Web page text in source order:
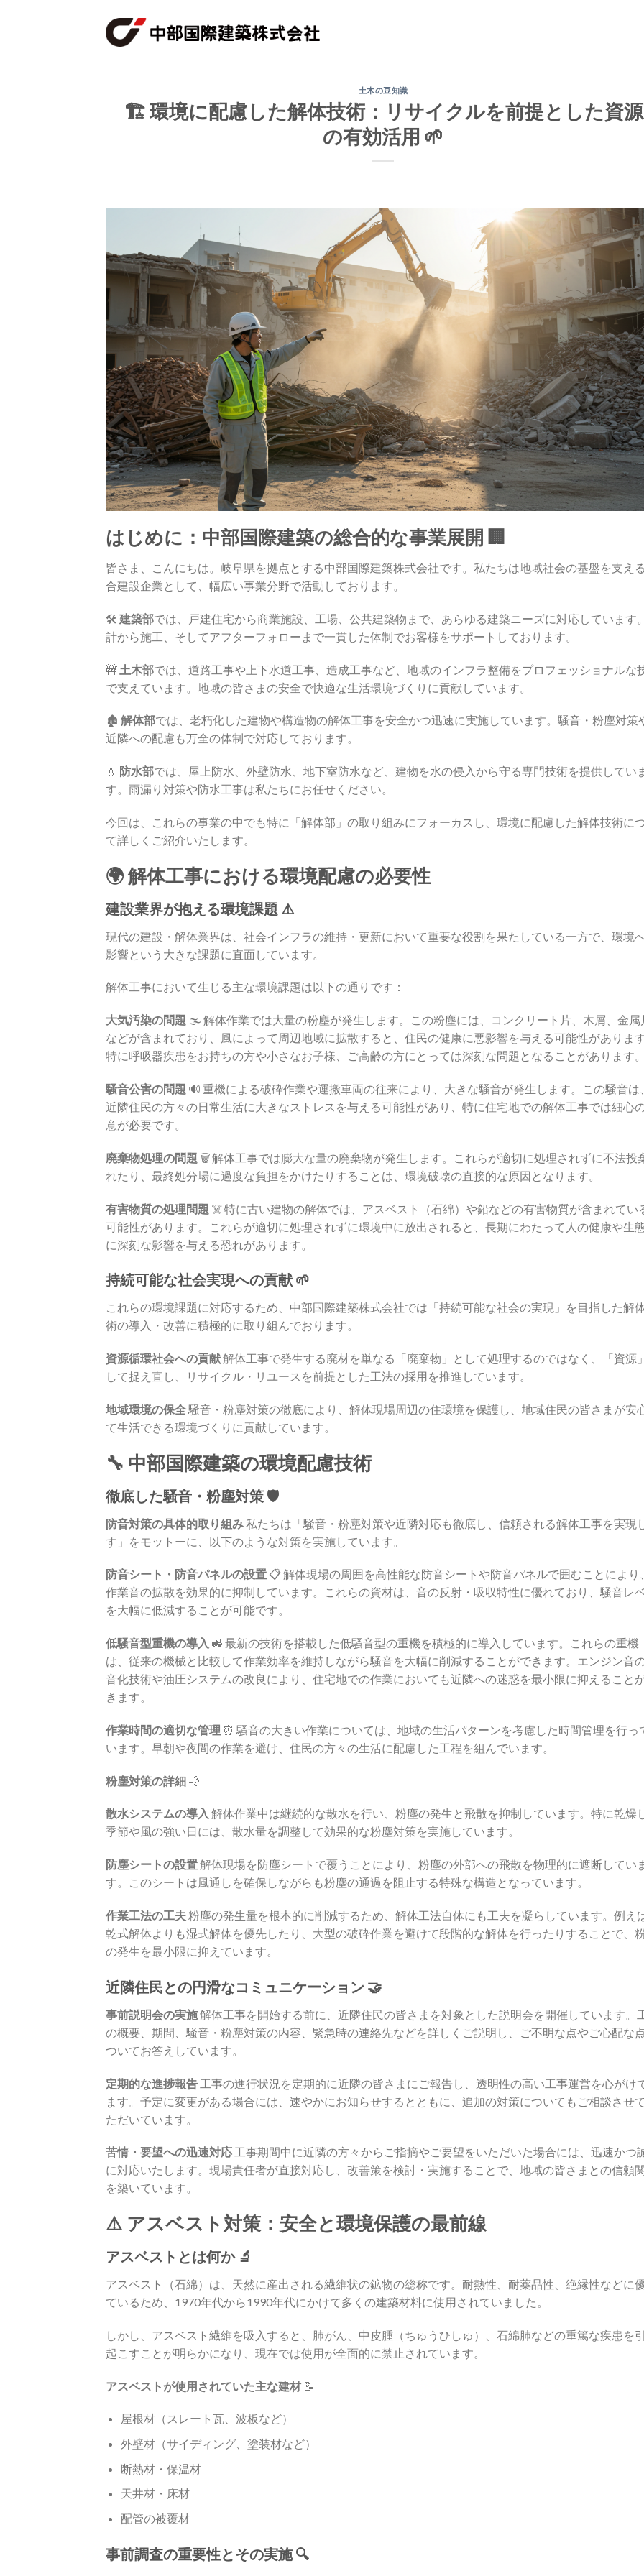
土木の豆知識
🏗️ 環境に配慮した解体技術：リサイクルを前提とした資源
の有効活用 🌱
はじめに：中部国際建築の総合的な事業展開 🏢
皆さま、こんにちは。岐阜県を拠点とする中部国際建築株式会社です。私たちは地域社会の基盤を支え
合建設企業として、幅広い事業分野で活動しております。
🛠️ 建築部では、戸建住宅から商業施設、工場、公共建築物まで、あらゆる建築ニーズに対応しています
計から施工、そしてアフターフォローまで一貫した体制でお客様をサポートしております。
🚧 土木部では、道路工事や上下水道工事、造成工事など、地域のインフラ整備をプロフェッショナルな
で支えています。地域の皆さまの安全で快適な生活環境づくりに貢献しています。
🏚️ 解体部では、老朽化した建物や構造物の解体工事を安全かつ迅速に実施しています。騒音・粉塵対策
近隣への配慮も万全の体制で対応しております。
💧 防水部では、屋上防水、外壁防水、地下室防水など、建物を水の侵入から守る専門技術を提供してい
す。雨漏り対策や防水工事は私たちにお任せください。
今回は、これらの事業の中でも特に「解体部」の取り組みにフォーカスし、環境に配慮した解体技術に
て詳しくご紹介いたします。
🌍 解体工事における環境配慮の必要性
建設業界が抱える環境課題 ⚠️
現代の建設・解体業界は、社会インフラの維持・更新において重要な役割を果たしている一方で、環境
影響という大きな課題に直面しています。
解体工事において生じる主な環境課題は以下の通りです：
大気汚染の問題 🌫️ 解体作業では大量の粉塵が発生します。この粉塵には、コンクリート片、木屑、金属
などが含まれており、風によって周辺地域に拡散すると、住民の健康に悪影響を与える可能性があります
特に呼吸器疾患をお持ちの方や小さなお子様、ご高齢の方にとっては深刻な問題となることがあります。
騒音公害の問題 🔊 重機による破砕作業や運搬車両の往来により、大きな騒音が発生します。この騒音は、
近隣住民の方々の日常生活に大きなストレスを与える可能性があり、特に住宅地での解体工事では細心
意が必要です。
廃棄物処理の問題 🗑️ 解体工事では膨大な量の廃棄物が発生します。これらが適切に処理されずに不法投
れたり、最終処分場に過度な負担をかけたりすることは、環境破壊の直接的な原因となります。
有害物質の処理問題 ☠️ 特に古い建物の解体では、アスベスト（石綿）や鉛などの有害物質が含まれてい
可能性があります。これらが適切に処理されずに環境中に放出されると、長期にわたって人の健康や生
に深刻な影響を与える恐れがあります。
持続可能な社会実現への貢献 🌱
これらの環境課題に対応するため、中部国際建築株式会社では「持続可能な社会の実現」を目指した解
術の導入・改善に積極的に取り組んでおります。
資源循環社会への貢献解体工事で発生する廃材を単なる「廃棄物」として処理するのではなく、「資源
して捉え直し、リサイクル・リユースを前提とした工法の採用を推進しています。
地域環境の保全騒音・粉塵対策の徹底により、解体現場周辺の住環境を保護し、地域住民の皆さまが安
て生活できる環境づくりに貢献しています。
🔧 中部国際建築の環境配慮技術
徹底した騒音・粉塵対策 🛡️
防音対策の具体的取り組み私たちは「騒音・粉塵対策や近隣対応も徹底し、信頼される解体工事を実現
す」をモットーに、以下のような対策を実施しています。
防音シート・防音パネルの設置 📋 解体現場の周囲を高性能な防音シートや防音パネルで囲むことにより、
作業音の拡散を効果的に抑制しています。これらの資材は、音の反射・吸収特性に優れており、騒音レ
を大幅に低減することが可能です。
低騒音型重機の導入 🚜 最新の技術を搭載した低騒音型の重機を積極的に導入しています。これらの重機
は、従来の機械と比較して作業効率を維持しながら騒音を大幅に削減することができます。エンジン音
音化技術や油圧システムの改良により、住宅地での作業においても近隣への迷惑を最小限に抑えること
きます。
作業時間の適切な管理 ⏰ 騒音の大きい作業については、地域の生活パターンを考慮した時間管理を行っ
います。早朝や夜間の作業を避け、住民の方々の生活に配慮した工程を組んでいます。
粉塵対策の詳細 💨
散水システムの導入 解体作業中は継続的な散水を行い、粉塵の発生と飛散を抑制しています。特に乾燥
季節や風の強い日には、散水量を調整して効果的な粉塵対策を実施しています。
防塵シートの設置解体現場を防塵シートで覆うことにより、粉塵の外部への飛散を物理的に遮断してい
す。このシートは風通しを確保しながらも粉塵の通過を阻止する特殊な構造となっています。
作業工法の工夫粉塵の発生量を根本的に削減するため、解体工法自体にも工夫を凝らしています。例えば
乾式解体よりも湿式解体を優先したり、大型の破砕作業を避けて段階的な解体を行ったりすることで、
の発生を最小限に抑えています。
近隣住民との円滑なコミュニケーション 🤝
事前説明会の実施解体工事を開始する前に、近隣住民の皆さまを対象とした説明会を開催しています。
の概要、期間、騒音・粉塵対策の内容、緊急時の連絡先などを詳しくご説明し、ご不明な点やご心配な
ついてお答えしています。
定期的な進捗報告 工事の進行状況を定期的に近隣の皆さまにご報告し、透明性の高い工事運営を心がけ
ます。予定に変更がある場合には、速やかにお知らせするとともに、追加の対策についてもご相談させ
ただいています。
苦情・要望への迅速対応 工事期間中に近隣の方々からご指摘やご要望をいただいた場合には、迅速かつ
に対応いたします。現場責任者が直接対応し、改善策を検討・実施することで、地域の皆さまとの信頼
を築いています。
⚠️ アスベスト対策：安全と環境保護の最前線
アスベストとは何か 🔬
アスベスト（石綿）は、天然に産出される繊維状の鉱物の総称です。耐熱性、耐薬品性、絶縁性などに
ているため、1970年代から1990年代にかけて多くの建築材料に使用されていました。
しかし、アスベスト繊維を吸入すると、肺がん、中皮腫（ちゅうひしゅ）、石綿肺などの重篤な疾患を
起こすことが明らかになり、現在では使用が全面的に禁止されています。
アスベストが使用されていた主な建材 📝
屋根材（スレート瓦、波板など）
外壁材（サイディング、塗装材など）
断熱材・保温材
天井材・床材
配管の被覆材
事前調査の重要性とその実施 🔍